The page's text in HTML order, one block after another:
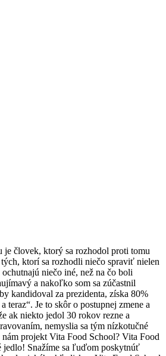
je človek, ktorý sa rozhodol proti tomu
ktorí sa rozhodli niečo spraviť nielen
niečo iné, než na čo boli
a nakoľko som sa zúčastnil
kandidoval za prezidenta, získa 80%
Je to skôr o postupnej zmene a
ak niekto jedol 30 rokov rezne a
nemyslia sa tým nízkotučné
projekt Vita Food School? Vita Food
jedlo! Snažíme sa ľuďom poskytnúť